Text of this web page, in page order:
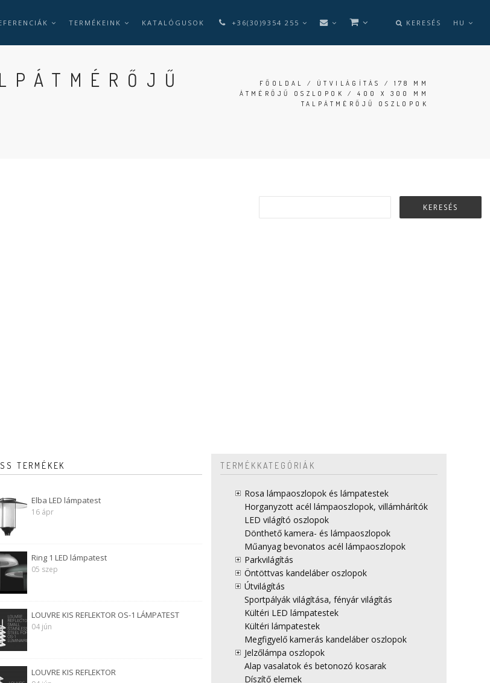
TERMÉKEINK KATALÓGUSOK +36(30)9354 255 KERESÉS HU
FŐOLDAL / ÚTVILÁGÍTÁS / 178 MM
ÁTMÉRŐJŰ OSZLOPOK
/ 400 X 300 MM
TALPÁTMÉRŐJŰ OSZLOPOK
TERMÉKEK
Elba LED lámpatest
16 ápr
Ring 1 LED lámpatest
05 szep
LOUVRE KIS REFLEKTOR OS-1 LÁMPATEST
04 jún
LOUVRE KIS REFLEKTOR
TERMÉKKATEGÓRIÁK
Rosa lámpaoszlopok és lámpatestek
Horganyzott acél lámpaoszlopok, villámhárítók
LED világító oszlopok
Dönthető kamera- és lámpaoszlopok
Műanyag bevonatos acél lámpaoszlopok
Parkvilágítás
Öntöttvas kandeláber oszlopok
Útvilágítás
Sportpályák világítása, fényár világítás
Kültéri LED lámpatestek
Kültéri lámpatestek
Megfigyelő kamerás kandeláber oszlopok
Jelzőlámpa oszlopok
Alap vasalatok és betonozó kosarak
Díszítő elemek